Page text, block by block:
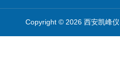
Copyright © 2026 西安凯峰